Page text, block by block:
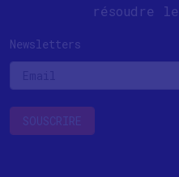
résoudre
Newsletters